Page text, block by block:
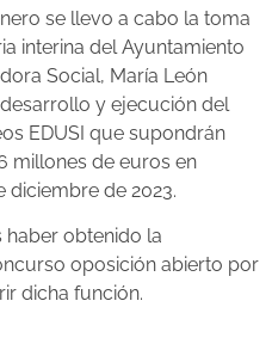
se llevo a cabo la toma
interina del Ayuntamiento
Social, María León
y ejecución del
EDUSI que supondrán
millones de euros en
diciembre de 2023.
obtenido la
oposición abierto por
dicha función.